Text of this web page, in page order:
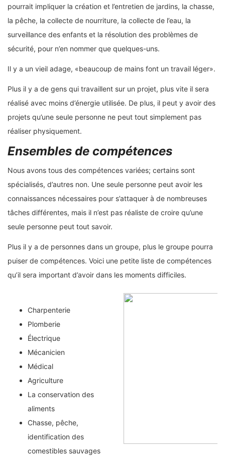
pourrait impliquer la création et l’entretien de jardins, la chasse,
la pêche, la collecte de nourriture, la collecte de l’eau, la
surveillance des enfants et la résolution des problèmes de
sécurité, pour n’en nommer que quelques-uns.
Il y a un vieil adage, «beaucoup de mains font un travail léger».
Plus il y a de gens qui travaillent sur un projet, plus vite il sera
réalisé avec moins d’énergie utilisée. De plus, il peut y avoir des
projets qu’une seule personne ne peut tout simplement pas
réaliser physiquement.
Ensembles de compétences
Nous avons tous des compétences variées; certains sont
spécialisés, d’autres non. Une seule personne peut avoir les
connaissances nécessaires pour s’attaquer à de nombreuses
tâches différentes, mais il n’est pas réaliste de croire qu’une
seule personne peut tout savoir.
Plus il y a de personnes dans un groupe, plus le groupe pourra
puiser de compétences. Voici une petite liste de compétences
qu’il sera important d’avoir dans les moments difficiles.
Charpenterie
Plomberie
Électrique
Mécanicien
Médical
Agriculture
La conservation des
aliments
Chasse, pêche,
identification des
comestibles sauvages